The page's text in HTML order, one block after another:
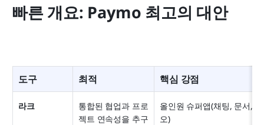
빠른 개요: Paymo 최고의 대안
도구 최적 핵심 강점
라크
통합된 협업과 프로
젝트 연속성을 추구
올인원 슈퍼앱(채팅, 문서,
오)